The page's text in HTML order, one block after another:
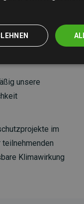
unsere
im
teilnehmenden
Klimawirkung